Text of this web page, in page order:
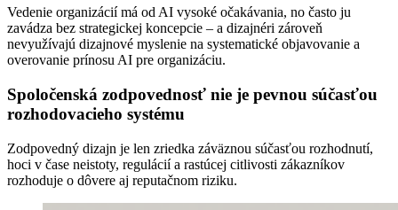
Vedenie organizácií má od AI vysoké očakávania, no často ju
zavádza bez strategickej koncepcie – a dizajnéri zároveň
nevyužívajú dizajnové myslenie na systematické objavovanie a
overovanie prínosu AI pre organizáciu.
Spoločenská zodpovednosť nie je pevnou súčasťou
rozhodovacieho systému
Zodpovedný dizajn je len zriedka záväznou súčasťou rozhodnutí,
hoci v čase neistoty, regulácií a rastúcej citlivosti zákazníkov
rozhoduje o dôvere aj reputačnom riziku.